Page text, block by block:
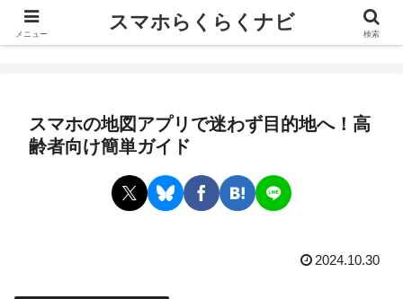
スマホらくらくナビ
スマホの地図アプリで迷わず目的地へ！高
齢者向け簡単ガイド
2024.10.30
メニュー
スマホらくらくナビ
検索